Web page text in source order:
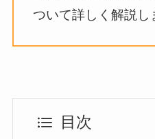
ついて詳しく解説し
目次